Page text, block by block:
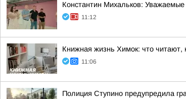
Константин Михальков:
11:12
Книжная жизнь Химок: что читают,
11:06
Полиция Ступино предупредила